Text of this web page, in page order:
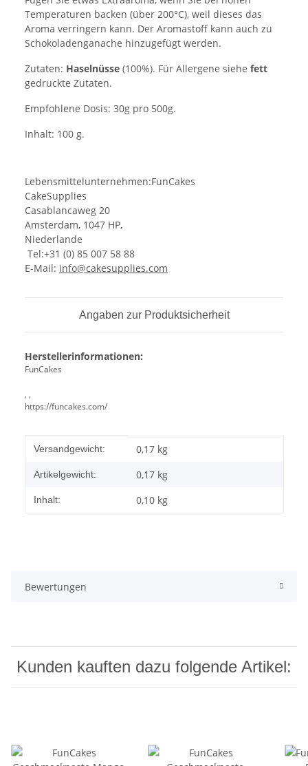
Temperaturen backen (über 200°C), weil dieses das
Aroma verringern kann. Der Aromastoff kann auch zu
Schokoladenganache hinzugefügt werden.
Zutaten: Haselnüsse (100%). Für Allergene siehe fett
gedruckte Zutaten.
Empfohlene Dosis: 30g pro 500g.
Inhalt: 100 g.
Lebensmittelunternehmen:FunCakes
CakeSupplies
Casablancaweg 20
Amsterdam, 1047 HP,
Niederlande
Tel:+31 (0) 85 007 58 88
E-Mail: info@cakesupplies.com
Angaben zur Produktsicherheit
Herstellerinformationen:
FunCakes
, ,
https://funcakes.com/
Produkteigenschaft
Wert
Versandgewicht: 0,17 kg
Artikelgewicht: 0,17 kg
Inhalt: 0,10 kg
Bewertungen
Kunden kauften dazu folgende Artikel: